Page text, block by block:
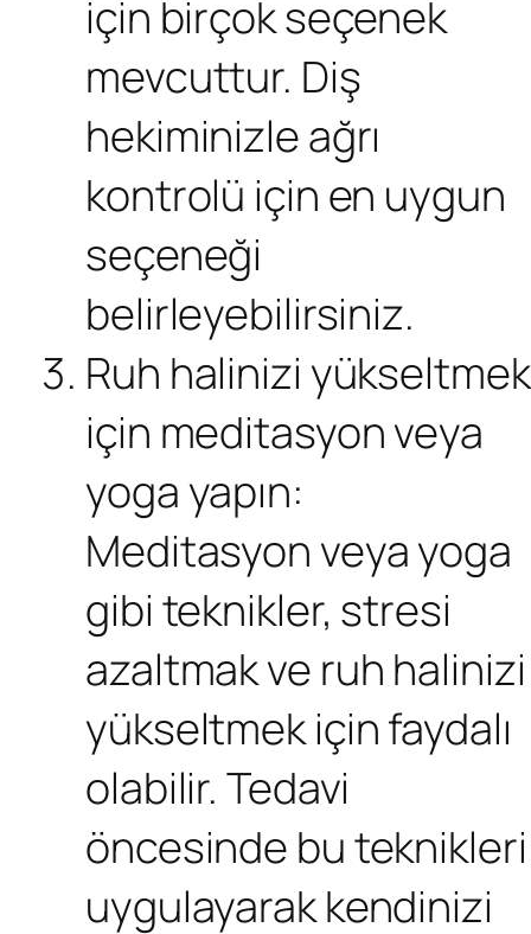
için birçok seçenek
mevcuttur. Diş
hekiminizle ağrı
kontrolü için en uygun
seçeneği
belirleyebilirsiniz.
Ruh halinizi yükseltmek
için meditasyon veya
yoga yapın:
Meditasyon veya yoga
gibi teknikler, stresi
azaltmak ve ruh halinizi
yükseltmek için faydalı
olabilir. Tedavi
öncesinde bu teknikleri
uygulayarak kendinizi